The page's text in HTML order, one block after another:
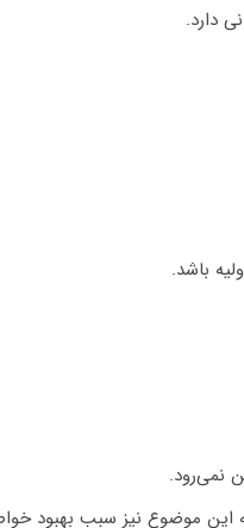
دارد.
باشد.
نمی‌رود.
که این موضوع نیز سبب بهبود